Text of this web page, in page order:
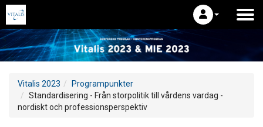
Vitalis 2023
Programpunkter
Standardisering - Från storpolitik till vårdens vardag -
nordiskt och professionsperspektiv